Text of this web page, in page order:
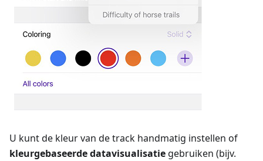
U kunt de kleur van de track handmatig instellen of
kleurgebaseerde datavisualisatie gebruiken (bijv.